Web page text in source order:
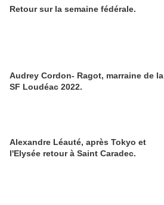
Retour sur la semaine fédérale.
Audrey Cordon- Ragot, marraine de la
SF Loudéac 2022.
Alexandre Léauté, après Tokyo et
l'Elysée retour à Saint Caradec.